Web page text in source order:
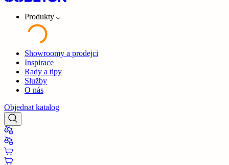
Produkty
Showroomy a prodejci
Inspirace
Rady a tipy
Služby
O nás
Objednat katalog